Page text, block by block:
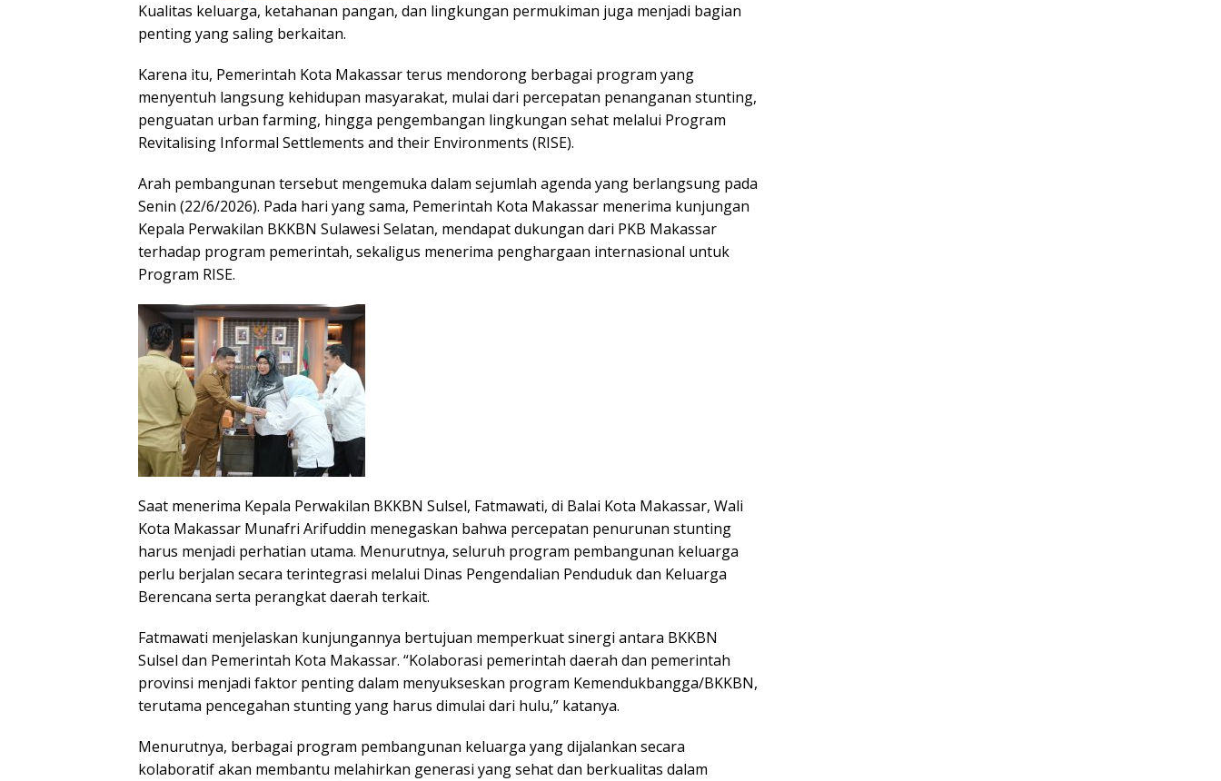
Kualitas keluarga, ketahanan pangan, dan lingkungan permukiman juga menjadi bagian
penting yang saling berkaitan.
Karena itu, Pemerintah Kota Makassar terus mendorong berbagai program yang
menyentuh langsung kehidupan masyarakat, mulai dari percepatan penanganan stunting,
penguatan urban farming, hingga pengembangan lingkungan sehat melalui Program
Revitalising Informal Settlements and their Environments (RISE).
Arah pembangunan tersebut mengemuka dalam sejumlah agenda yang berlangsung pada
Senin (22/6/2026). Pada hari yang sama, Pemerintah Kota Makassar menerima kunjungan
Kepala Perwakilan BKKBN Sulawesi Selatan, mendapat dukungan dari PKB Makassar
terhadap program pemerintah, sekaligus menerima penghargaan internasional untuk
Program RISE.
Saat menerima Kepala Perwakilan BKKBN Sulsel, Fatmawati, di Balai Kota Makassar, Wali
Kota Makassar Munafri Arifuddin menegaskan bahwa percepatan penurunan stunting
harus menjadi perhatian utama. Menurutnya, seluruh program pembangunan keluarga
perlu berjalan secara terintegrasi melalui Dinas Pengendalian Penduduk dan Keluarga
Berencana serta perangkat daerah terkait.
Fatmawati menjelaskan kunjungannya bertujuan memperkuat sinergi antara BKKBN
Sulsel dan Pemerintah Kota Makassar. “Kolaborasi pemerintah daerah dan pemerintah
provinsi menjadi faktor penting dalam menyukseskan program Kemendukbangga/BKKBN,
terutama pencegahan stunting yang harus dimulai dari hulu,” katanya.
Menurutnya, berbagai program pembangunan keluarga yang dijalankan secara
kolaboratif akan membantu melahirkan generasi yang sehat dan berkualitas dalam